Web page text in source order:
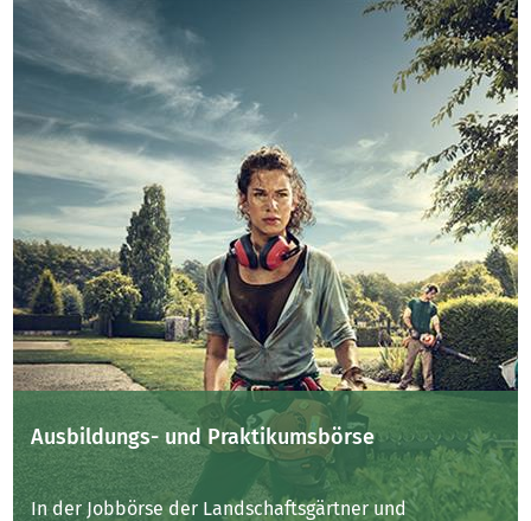
Ausbildungs- und Praktikumsbörse
In der Jobbörse der Landschaftsgärtner und